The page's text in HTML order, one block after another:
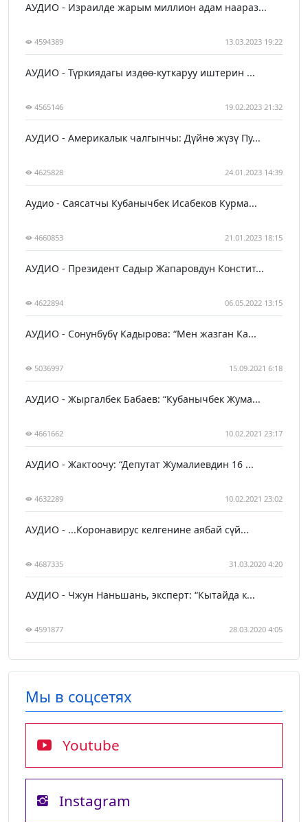
АУДИО - Израилде жарым миллион адам наараз...
4594389 13.03.2023 19:22
АУДИО - Түркиядагы издөө-куткаруу иштерин ...
4565146 19.02.2023 21:32
АУДИО - Америкалык чалгынчы: Дүйнө жүзү Пу...
4625828 24.01.2023 14:39
Аудио - Саясатчы Кубанычбек Исабеков Курма...
4660853 21.01.2023 18:15
АУДИО - Президент Садыр Жапаровдун Констит...
4622894 06.05.2022 13:15
АУДИО - Сонунбүбү Кадырова: “Мен жазган Ка...
5036997 15.09.2021 6:18
АУДИО - Жыргалбек Бабаев: “Кубанычбек Жума...
4661662 10.02.2021 23:17
АУДИО - Жактоочу: “Депутат Жумалиевдин 16 ...
4632289 10.02.2021 23:02
АУДИО - ...Коронавирус келгенине аябай сүй...
4687335 31.03.2020 4:20
АУДИО - Чжун Наньшань, эксперт: “Кытайда к...
4591877 28.03.2020 4:05
Мы в соцсетях
Youtube
Instagram